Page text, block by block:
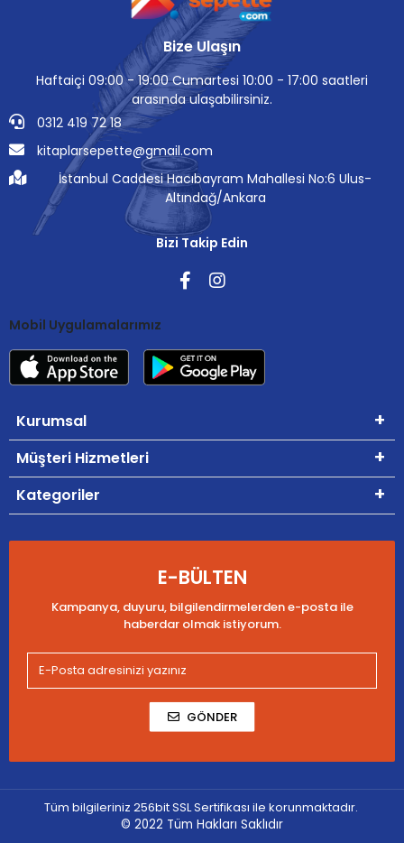
Bize Ulaşın
Haftaiçi 09:00 - 19:00 Cumartesi 10:00 - 17:00 saatleri
arasında ulaşabilirsiniz.
0312 419 72 18
kitaplarsepette@gmail.com
İstanbul Caddesi Hacıbayram Mahallesi No:6 Ulus-
Altındağ/Ankara
Bizi Takip Edin
Mobil Uygulamalarımız
Kurumsal
Müşteri Hizmetleri
Kategoriler
E-BÜLTEN
Kampanya, duyuru, bilgilendirmelerden e-posta ile
haberdar olmak istiyorum.
GÖNDER
Tüm bilgileriniz 256bit SSL Sertifikası ile korunmaktadır.
© 2022 Tüm Hakları Saklıdır